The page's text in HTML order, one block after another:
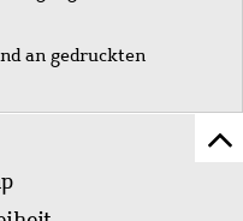
an gedruckten